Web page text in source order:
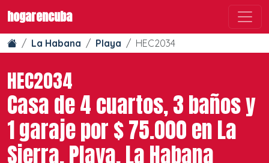
hogarencuba
La Habana Playa HEC2034
HEC2034
Casa de 4 cuartos, 3 baños y
1 garaje por $ 75.000 en La
Sierra, Playa, La Habana